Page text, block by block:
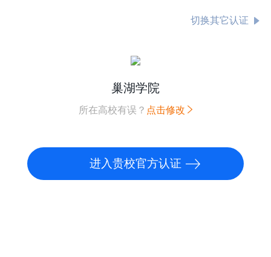
切换其它认证
巢湖学院
所在高校有误？ 点击修改
进入贵校官方认证